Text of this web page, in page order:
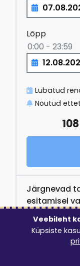
Lõpp
0:00 - 23:59
Lubatud
Nõutud
Järgnevad
esitamisel
1.86 €/km
1.86 €/km
Veebileht
Küpsiste